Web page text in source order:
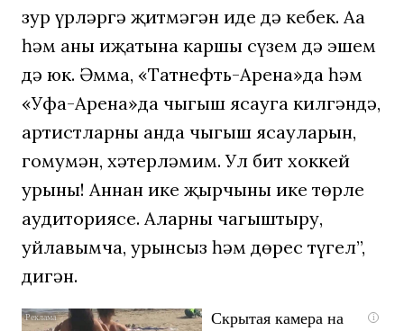
зур үрләргә җитмәгән иде дә кебек. Аңа
һәм аның иҗатына каршы сүзем дә эшем
дә юк. Әмма, «Татнефть-Арена»да һәм
«Уфа-Арена»да чыгыш ясауга килгәндә,
артистларның анда чыгыш ясауларын,
гомумән, хәтерләмим. Ул бит хоккей
урыны! Аннан ике җырчының ике төрле
аудиториясе. Аларны чагыштыру,
уйлавымча, урынсыз һәм дөрес түгел”,
дигән.
i
Скрытая камера на